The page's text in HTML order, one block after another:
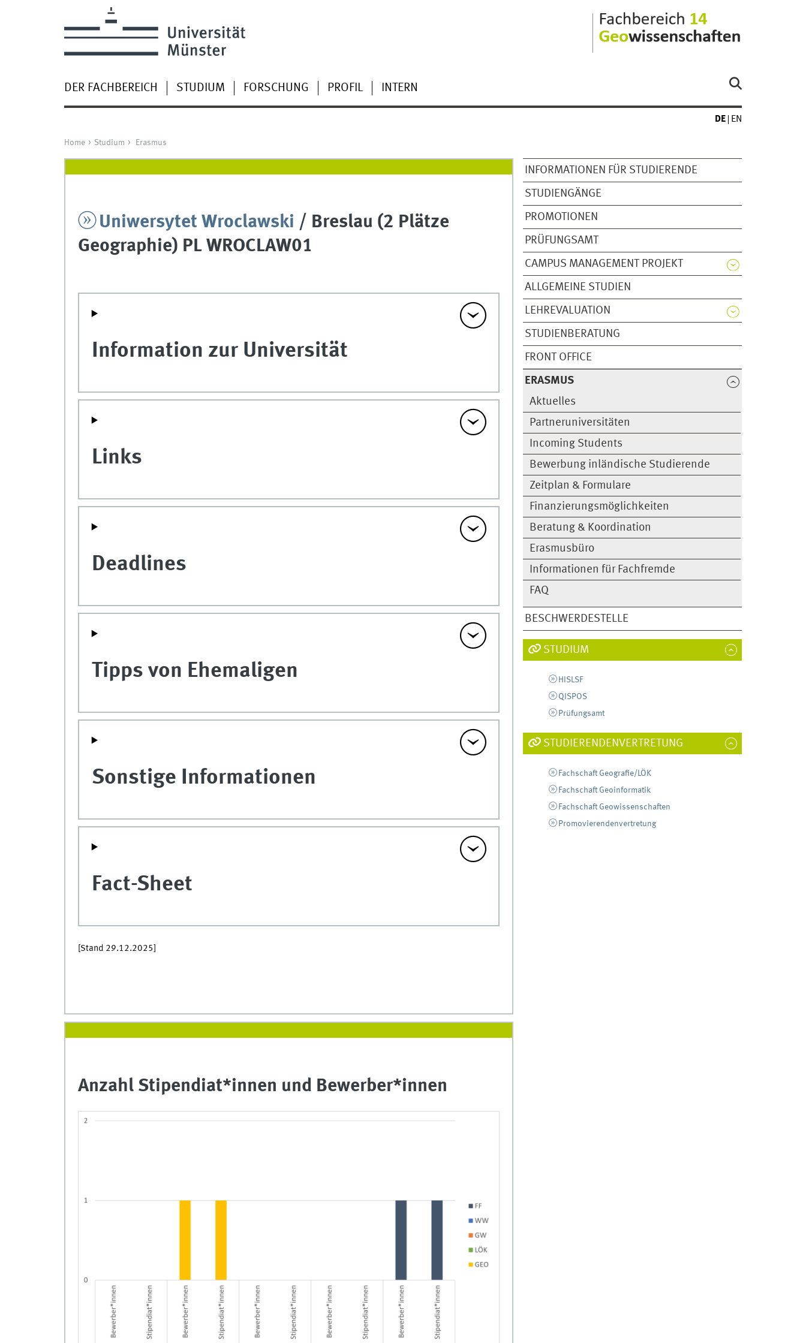
DER FACHBEREICH STUDIUM FORSCHUNG PROFIL INTERN
DE EN
Home Studium Erasmus
INFORMATIONEN FÜR STUDIERENDE
STUDIENGÄNGE
PROMOTIONEN
PRÜFUNGSAMT
CAMPUS MANAGEMENT PROJEKT
ALLGEMEINE STUDIEN
LEHREVALUATION
STUDIENBERATUNG
FRONT OFFICE
ERASMUS
Aktuelles
Partneruniversitäten
Incoming Students
Bewerbung inländische Studierende
Zeitplan & Formulare
Finanzierungs­möglichkeiten
Beratung & Koordination
Erasmusbüro
Informationen für Fachfremde
FAQ
BESCHWERDESTELLE
Uniwersytet Wroclawski / Breslau (2 Plätze
Geographie) PL WROCLAW01
Information zur Universität
Links
Deadlines
Tipps von Ehemaligen
Sonstige Informationen
Fact-Sheet
[Stand 29.12.2025]
Anzahl Stipendiat*innen und Bewerber*innen
STUDIUM
HISLSF
QISPOS
Prüfungsamt
STUDIERENDENVERTRETUNG
Fachschaft Geografie/LÖK
Fachschaft Geoinformatik
Fachschaft Geowissenschaften
Promovierendenvertretung